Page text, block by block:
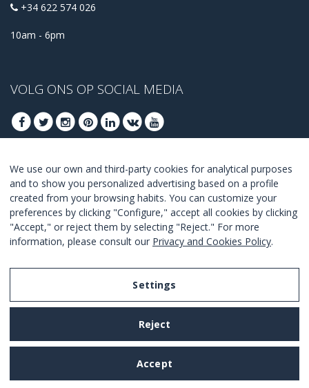
+34 622 574 026
10am - 6pm
VOLG ONS OP SOCIAL MEDIA
MELD U AAN VOOR ONZE BESTE DEALS
AANMELDEN
Ik ga akkoord met devoorwaarden en condities.
We use our own and third-party cookies for analytical purposes
and to show you personalized advertising based on a profile
created from your browsing habits. You can customize your
preferences by clicking "Configure," accept all cookies by clicking
"Accept," or reject them by selecting "Reject." For more
information, please consult our Privacy and Cookies Policy.
Settings
Reject
Accept
Legal Notice
Privacy and Cookies Policy
Terms and Conditions of Use
Settings